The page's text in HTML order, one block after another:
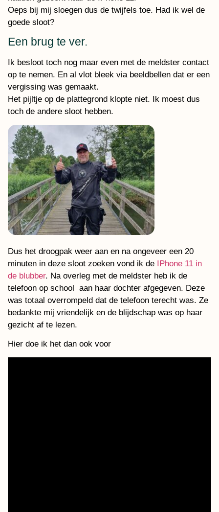
Oeps bij mij sloegen dus de twijfels toe. Had ik wel de
goede sloot?
Een brug te ver.
Ik besloot toch nog maar even met de meldster contact
op te nemen. En al vlot bleek via beeldbellen dat er een
vergissing was gemaakt.
Het pijltje op de plattegrond klopte niet. Ik moest dus
toch de andere sloot hebben.
Dus het droogpak weer aan en na ongeveer een 20
minuten in deze sloot zoeken vond ik de IPhone 11 in
de blubber. Na overleg met de meldster heb ik de
telefoon op school aan haar dochter afgegeven. Deze
was totaal overrompeld dat de telefoon terecht was. Ze
bedankte mij vriendelijk en de blijdschap was op haar
gezicht af te lezen.
Hier doe ik het dan ook voor